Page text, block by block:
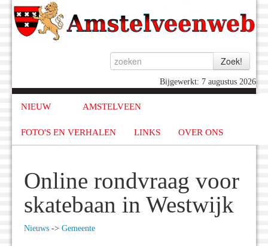
Bijgewerkt: 7 augustus 2026
NIEUW AMSTELVEEN
FOTO'S EN VERHALEN LINKS OVER ONS
Online rondvraag voor
skatebaan in Westwijk
Nieuws -> Gemeente